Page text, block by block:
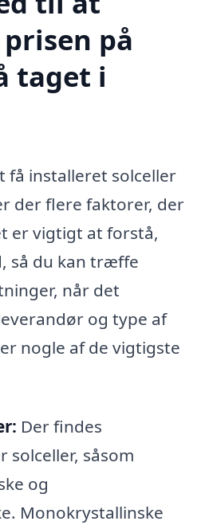
på
taget i
få installeret solceller
der flere faktorer, der
er vigtigt at forstå,
så du kan træffe
når det
og type af
nogle af de vigtigste
Der findes
solceller, såsom
og
Monokrystallinske